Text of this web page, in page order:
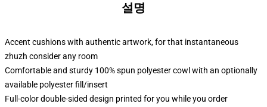
설명
Accent cushions with authentic artwork, for that instantaneous
zhuzh consider any room
Comfortable and sturdy 100% spun polyester cowl with an optionally
available polyester fill/insert
Full-color double-sided design printed for you while you order